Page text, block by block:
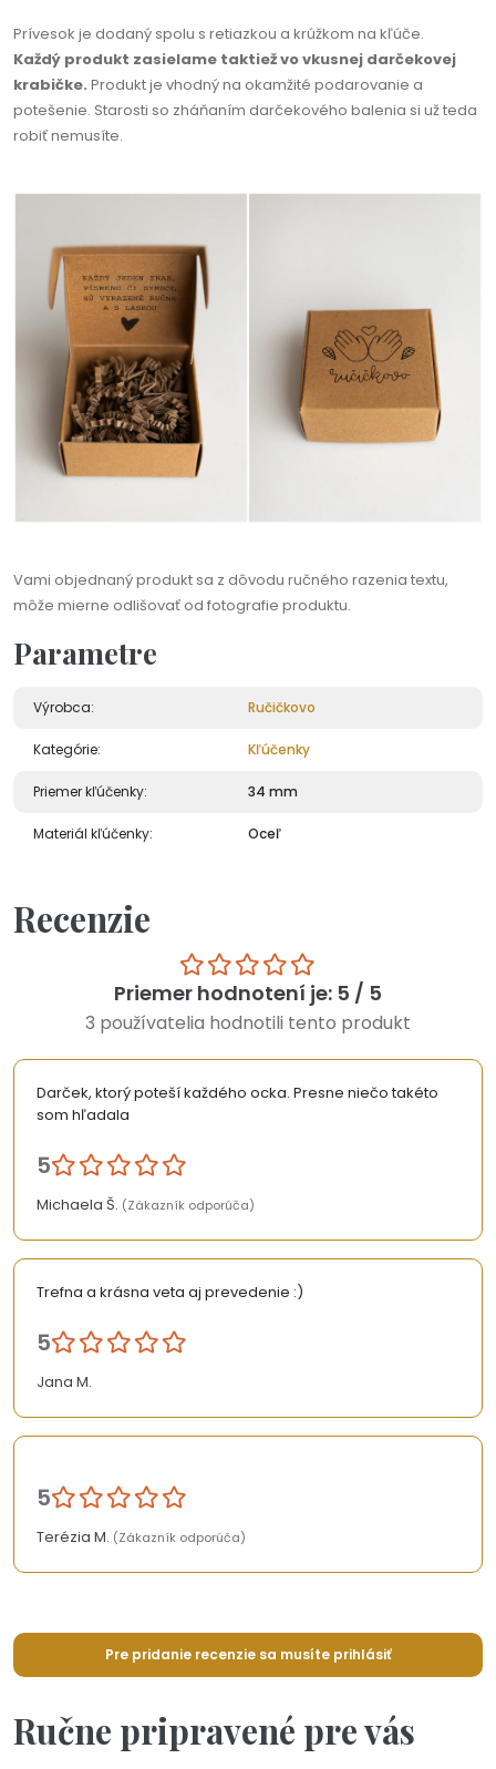
Prívesok je dodaný spolu s retiazkou a krúžkom na kľúče.
Každý produkt zasielame taktiež vo vkusnej darčekovej
krabičke. Produkt je vhodný na okamžité podarovanie a
potešenie. Starosti so zháňaním darčekového balenia si už teda
robiť nemusíte.
Vami objednaný produkt sa z dôvodu ručného razenia textu,
môže mierne odlišovať od fotografie produktu.
Parametre
Výrobca: Ručičkovo
Kategórie: Kľúčenky
Priemer kľúčenky: 34 mm
Materiál kľúčenky: Oceľ
Recenzie
Priemer hodnotení je: 5 / 5
3 používatelia hodnotili tento produkt
Darček, ktorý poteší každého ocka. Presne niečo takéto
som hľadala
5
Michaela Š. (Zákazník odporúča)
Trefna a krásna veta aj prevedenie :)
5
Jana M.
5
Terézia M. (Zákazník odporúča)
Pre pridanie recenzie sa musíte prihlásiť
Ručne pripravené pre vás